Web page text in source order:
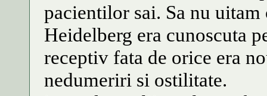
pacientilor sai. Sa nu
Heidelberg era cunoscuta
receptiv fata de orice era
nedumeriri si ostilitate.